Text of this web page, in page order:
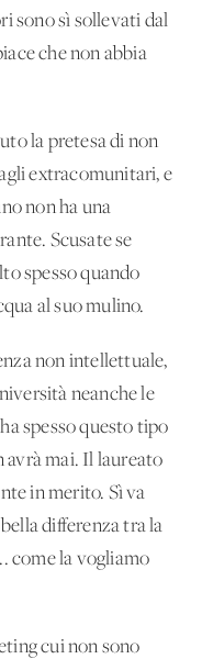
sono sì sollevati dal
che non abbia
la pretesa di non
extracomunitari, e
non ha una
Scusate se
spesso quando
al suo mulino.
non intellettuale,
neanche le
spesso questo tipo
avrà mai. Il laureato
in merito. Sì va
differenza tra la
come la vogliamo
cui non sono